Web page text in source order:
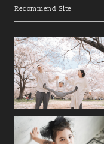
Recommend Site